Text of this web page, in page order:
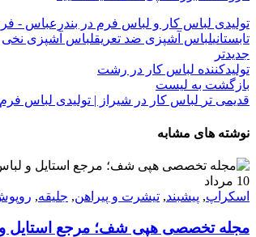
تولیدی لباس کار و لباس فرم در بندرعباس -
تابستانیلباس آشپزی ضد تعریقلباس آشپزی نخی
جدیدتر
تولیدکننده لباس کار در رشت
بازگشت به لیست
قدیمی تر لباس کار در شیراز | تولیدی لباس
نوشته های مشابه
10 مرداد
اسکراپ, پیشبند, تیشرت و پیراهن, جلیقه,
مجله تخصصی هپی شف؛ مرجع استایل و